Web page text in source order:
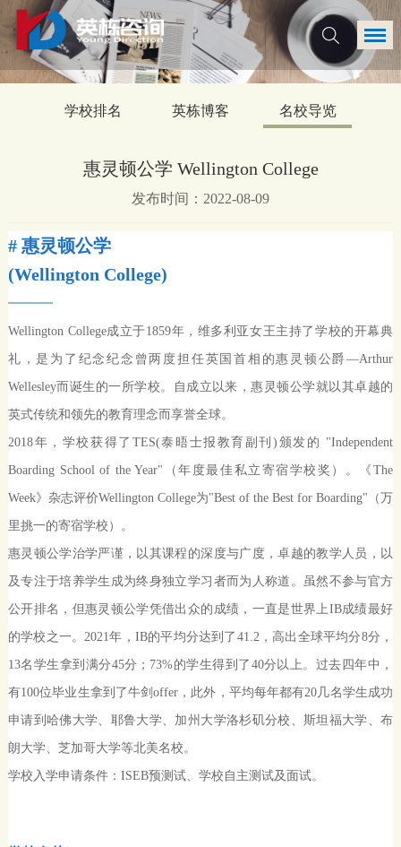
学校排名 英栋博客 名校导览
惠灵顿公学 Wellington College
发布时间：2022-08-09
# 惠灵顿公学
(Wellington College)
Wellington College成立于1859年，维多利亚女王主持了学校的开幕典
礼，是为了纪念纪念曾两度担任英国首相的惠灵顿公爵—Arthur
Wellesley而诞生的一所学校。自成立以来，惠灵顿公学就以其卓越的
英式传统和领先的教育理念而享誉全球。
2018年，学校获得了TES(泰晤士报教育副刊)颁发的 "Independent
Boarding School of the Year"（年度最佳私立寄宿学校奖）。《The
Week》杂志评价Wellington College为"Best of the Best for Boarding"（万
里挑一的寄宿学校）。
惠灵顿公学治学严谨，以其课程的深度与广度，卓越的教学人员，以
及专注于培养学生成为终身独立学习者而为人称道。虽然不参与官方
公开排名，但惠灵顿公学凭借出众的成绩，一直是世界上IB成绩最好
的学校之一。2021年，IB的平均分达到了41.2，高出全球平均分8分，
13名学生拿到满分45分；73%的学生得到了40分以上。过去四年中，
有100位毕业生拿到了牛剑offer，此外，平均每年都有20几名学生成功
申请到哈佛大学、耶鲁大学、加州大学洛杉矶分校、斯坦福大学、布
朗大学、芝加哥大学等北美名校。
学校入学申请条件：ISEB预测试、学校自主测试及面试。